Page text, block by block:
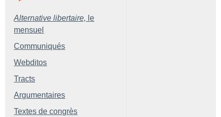
Alternative libertaire, le
mensuel
Communiqués
Webditos
Tracts
Argumentaires
Textes de congrès